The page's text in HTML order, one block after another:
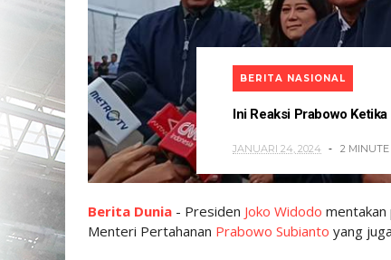
BERITA NASIONAL
Ini Reaksi Prabowo
JANUARI 24, 2024 2 MINUTE
Berita Dunia - Presiden Joko Widodo mentakan
Menteri Pertahanan Prabowo Subianto yang